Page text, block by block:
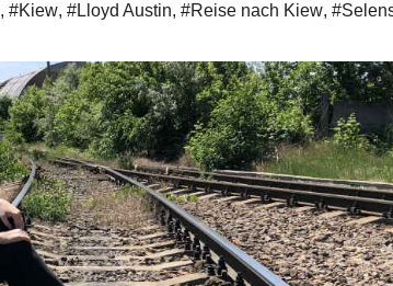
, #Kiew, #Lloyd Austin, #Reise nach Kiew,